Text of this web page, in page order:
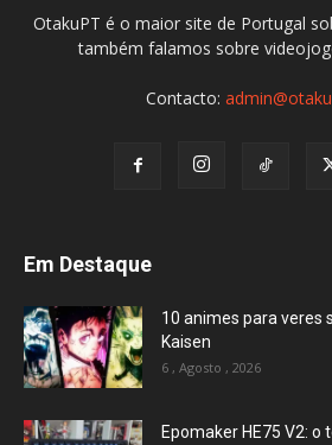
OtakuPT é o maior site de Portugal
também falamos sobre
Contacto:
Em Destaque
10 animes para veres
Kaisen
6 , Agosto , 2026
Epomaker HE75 V2: